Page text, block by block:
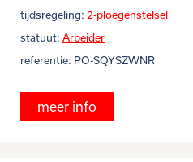
tijdsregeling: 2-ploegenstelsel
statuut: Arbeider
referentie: PO-SQYSZWNR
meer info